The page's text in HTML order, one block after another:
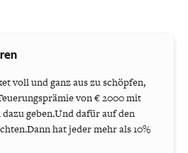
voll und ganz aus zu schöpfen,
von € 2000 mit
geben.Und dafür auf den
hat jeder mehr als 10%